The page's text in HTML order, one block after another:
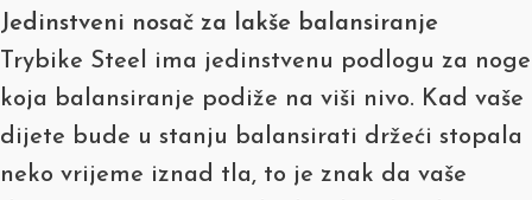
Jedinstveni nosač za lakše balansiranje
Trybike Steel ima jedinstvenu podlogu za noge
koja balansiranje podiže na viši nivo. Kad vaše
dijete bude u stanju balansirati držeći stopala
neko vrijeme iznad tla, to je znak da vaše